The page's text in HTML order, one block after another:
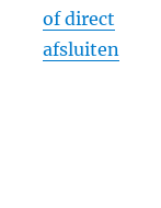
of direct
afsluiten